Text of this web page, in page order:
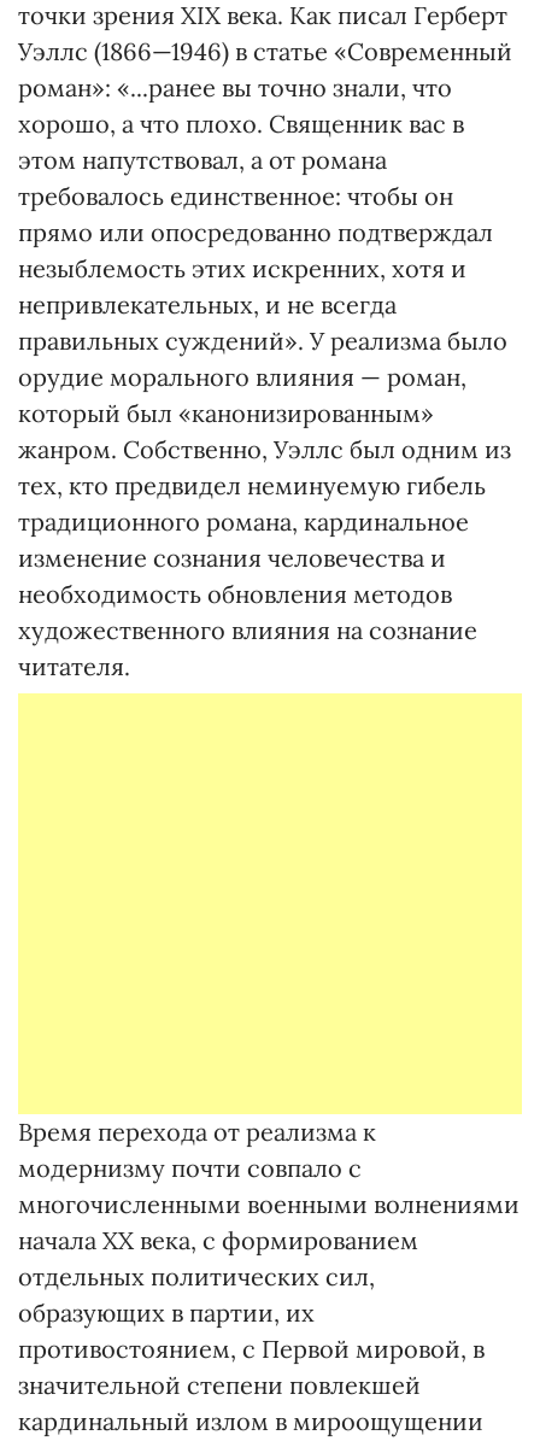
точки зрения ХІХ века. Как писал Герберт
Уэллс (1866—1946) в статье «Современный
роман»: «...ранее вы точно знали, что
хорошо, а что плохо. Священник вас в
этом напутствовал, а от романа
требовалось единственное: чтобы он
прямо или опосредованно подтверждал
незыблемость этих искренних, хотя и
непривлекательных, и не всегда
правильных суждений». У реализма было
орудие морального влияния — роман,
который был «канонизированным»
жанром. Собственно, Уэллс был одним из
тех, кто предвидел неминуемую гибель
традиционного романа, кардинальное
изменение сознания человечества и
необходимость обновления методов
художественного влияния на сознание
читателя.
Время перехода от реализма к
модернизму почти совпало с
многочисленными военными волнениями
начала ХХ века, с формированием
отдельных политических сил,
образующих в партии, их
противостоянием, с Первой мировой, в
значительной степени повлекшей
кардинальный излом в мироощущении